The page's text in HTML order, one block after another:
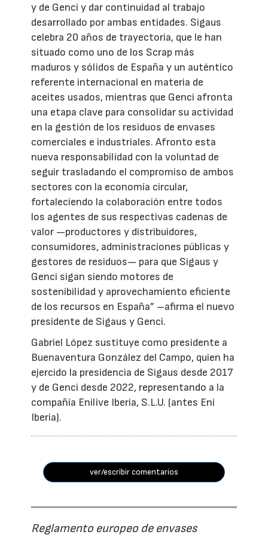
y de Genci y dar continuidad al trabajo
desarrollado por ambas entidades. Sigaus
celebra 20 años de trayectoria, que le han
situado como uno de los Scrap más
maduros y sólidos de España y un auténtico
referente internacional en materia de
aceites usados, mientras que Genci afronta
una etapa clave para consolidar su actividad
en la gestión de los residuos de envases
comerciales e industriales. Afronto esta
nueva responsabilidad con la voluntad de
seguir trasladando el compromiso de ambos
sectores con la economía circular,
fortaleciendo la colaboración entre todos
los agentes de sus respectivas cadenas de
valor —productores y distribuidores,
consumidores, administraciones públicas y
gestores de residuos— para que Sigaus y
Genci sigan siendo motores de
sostenibilidad y aprovechamiento eficiente
de los recursos en España” –afirma el nuevo
presidente de Sigaus y Genci.
Gabriel López sustituye como presidente a
Buenaventura González del Campo, quien ha
ejercido la presidencia de Sigaus desde 2017
y de Genci desde 2022, representando a la
compañía Enilive Iberia, S.L.U. (antes Eni
Iberia).
ver/escribir comentarios
Reglamento europeo de envases